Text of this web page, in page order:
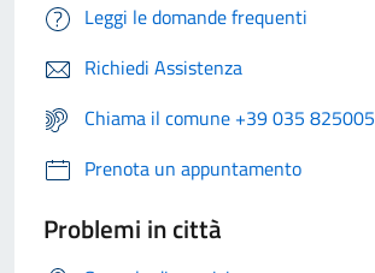
Leggi le domande frequenti
Richiedi Assistenza
Chiama il comune +39 035 825005
Prenota un appuntamento
Problemi in città